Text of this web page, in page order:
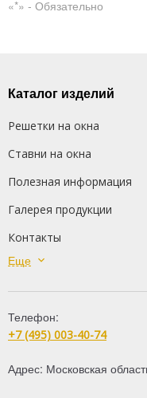
«*» - Обязательно
Каталог изделий
Решетки на окна
Ставни на окна
Полезная информация
Галерея продукции
Контакты
Сварные решетки
Кованые решетки
Распашные решетки
Решетки на балкон
Еще
Телефон:
+7 (495) 003-40-74
Адрес: Московская